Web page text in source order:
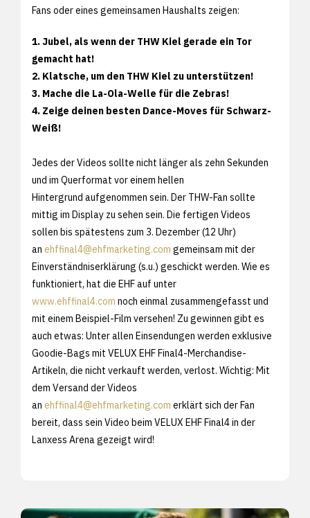
Fans oder eines gemeinsamen Haushalts zeigen:
1. Jubel, als wenn der THW Kiel gerade ein Tor
gemacht hat!
2. Klatsche, um den THW Kiel zu unterstützen!
3. Mache die La-Ola-Welle für die Zebras!
4. Zeige deinen besten Dance-Moves für Schwarz-
Weiß!
Jedes der Videos sollte nicht länger als zehn Sekunden
und im Querformat vor einem hellen
Hintergrund aufgenommen sein. Der THW-Fan sollte
mittig im Display zu sehen sein. Die fertigen Videos
sollen bis spätestens zum 3. Dezember (12 Uhr)
an ehffinal4@ehfmarketing.com gemeinsam mit der
Einverständniserklärung (s.u.) geschickt werden. Wie es
funktioniert, hat die EHF auf unter
www.ehffinal4.com noch einmal zusammengefasst und
mit einem Beispiel-Film versehen! Zu gewinnen gibt es
auch etwas: Unter allen Einsendungen werden exklusive
Goodie-Bags mit VELUX EHF Final4-Merchandise-
Artikeln, die nicht verkauft werden, verlost. Wichtig: Mit
dem Versand der Videos
an ehffinal4@ehfmarketing.com erklärt sich der Fan
bereit, dass sein Video beim VELUX EHF Final4 in der
Lanxess Arena gezeigt wird!